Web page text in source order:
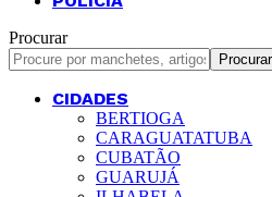
Procurar
CIDADES
BERTIOGA
CARAGUATATUBA
CUBATÃO
GUARUJÁ